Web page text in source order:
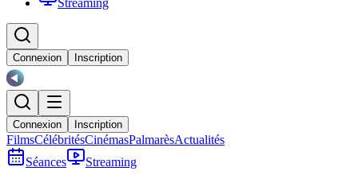
Streaming
Connexion Inscription
Connexion Inscription
FilmsCélébritésCinémasPalmarèsActualités
Séances
Streaming